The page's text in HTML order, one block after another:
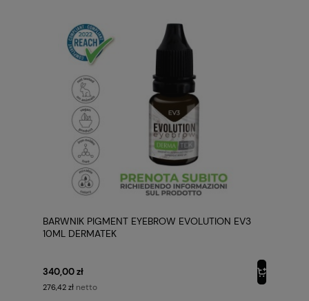
BARWNIK PIGMENT EYEBROW EVOLUTION EV3
10ML DERMATEK
340,00 zł
276,42 zł netto